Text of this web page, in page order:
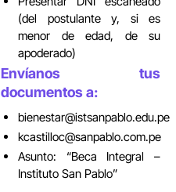
(del postulante y, si es
menor de edad, de su
apoderado)
Envíanos tus
documentos a:
bienestar@istsanpablo.edu.pe
kcastilloc@sanpablo.com.pe
Asunto:
Beca Integral –
Instituto San Pablo